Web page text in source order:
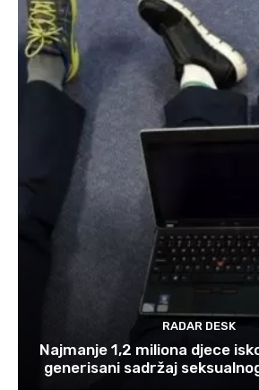
RADAR DESK
Najmanje 1,2 miliona djece
generisani sadržaj